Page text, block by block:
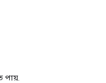
পায়.